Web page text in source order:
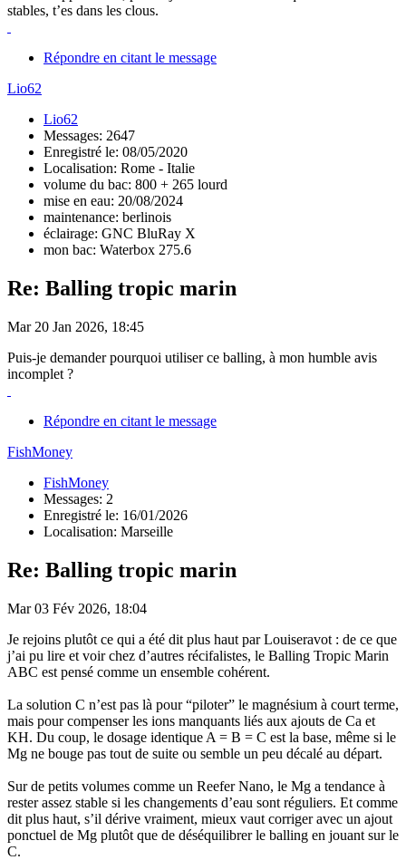
stables, t’es dans les clous.
Répondre en citant le message
Lio62
Lio62
Messages: 2647
Enregistré le: 08/05/2020
Localisation: Rome - Italie
volume du bac: 800 + 265 lourd
mise en eau: 20/08/2024
maintenance: berlinois
éclairage: GNC BluRay X
mon bac: Waterbox 275.6
Re: Balling tropic marin
Mar 20 Jan 2026, 18:45
Puis-je demander pourquoi utiliser ce balling, à mon humble avis
incomplet ?
Répondre en citant le message
FishMoney
FishMoney
Messages: 2
Enregistré le: 16/01/2026
Localisation: Marseille
Re: Balling tropic marin
Mar 03 Fév 2026, 18:04
Je rejoins plutôt ce qui a été dit plus haut par Louiseravot : de ce que
j’ai pu lire et voir chez d’autres récifalistes, le Balling Tropic Marin
ABC est pensé comme un ensemble cohérent.
La solution C n’est pas là pour “piloter” le magnésium à court terme,
mais pour compenser les ions manquants liés aux ajouts de Ca et
KH. Du coup, le dosage identique A = B = C est la base, même si le
Mg ne bouge pas tout de suite ou semble un peu décalé au départ.
Sur de petits volumes comme un Reefer Nano, le Mg a tendance à
rester assez stable si les changements d’eau sont réguliers. Et comme
dit plus haut, s’il dérive vraiment, mieux vaut corriger avec un ajout
ponctuel de Mg plutôt que de déséquilibrer le balling en jouant sur le
C.